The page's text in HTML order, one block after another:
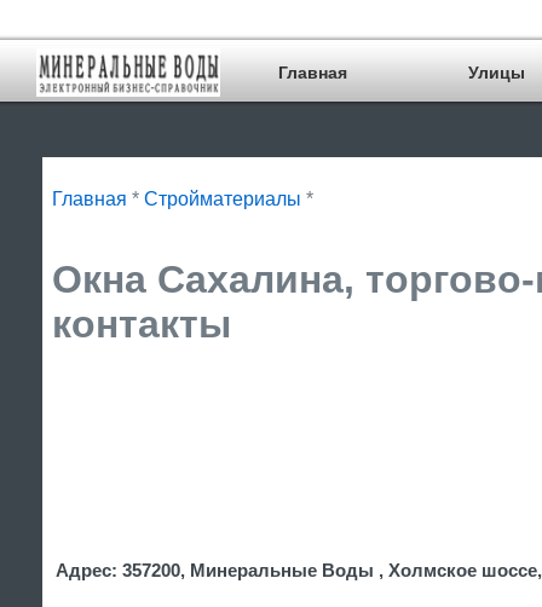
Главная Улицы
Главная * Стройматериалы *
Окна Сахалина,
контакты
Адрес: 357200, Минеральные Воды , Холмское